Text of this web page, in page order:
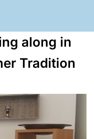
along in
Tradition